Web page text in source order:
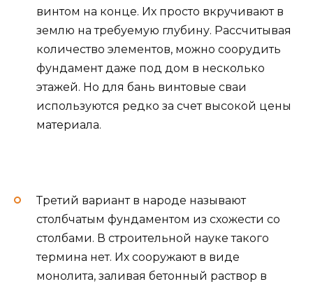
винтом на конце. Их просто вкручивают в
землю на требуемую глубину. Рассчитывая
количество элементов, можно соорудить
фундамент даже под дом в несколько
этажей. Но для бань винтовые сваи
используются редко за счет высокой цены
материала.
Третий вариант в народе называют
столбчатым фундаментом из схожести со
столбами. В строительной науке такого
термина нет. Их сооружают в виде
монолита, заливая бетонный раствор в